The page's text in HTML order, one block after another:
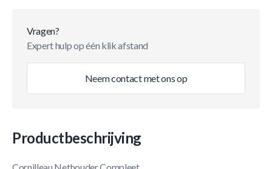
Vragen?
Expert hulp op één klik afstand
Neem contact met ons op
Productbeschrijving